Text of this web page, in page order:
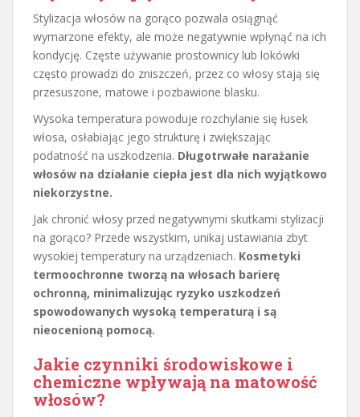
Stylizacja włosów na gorąco pozwala osiągnąć
wymarzone efekty, ale może negatywnie wpłynąć na ich
kondycję. Częste używanie prostownicy lub lokówki
często prowadzi do zniszczeń, przez co włosy stają się
przesuszone, matowe i pozbawione blasku.
Wysoka temperatura powoduje rozchylanie się łusek
włosa, osłabiając jego strukturę i zwiększając
podatność na uszkodzenia. Długotrwałe narażanie
włosów na działanie ciepła jest dla nich wyjątkowo
niekorzystne.
Jak chronić włosy przed negatywnymi skutkami stylizacji
na gorąco? Przede wszystkim, unikaj ustawiania zbyt
wysokiej temperatury na urządzeniach. Kosmetyki
termoochronne tworzą na włosach barierę
ochronną, minimalizując ryzyko uszkodzeń
spowodowanych wysoką temperaturą i są
nieocenioną pomocą.
Jakie czynniki środowiskowe i
chemiczne wpływają na matowość
włosów?